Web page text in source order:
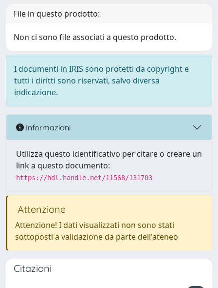
File in questo prodotto:
Non ci sono file associati a questo prodotto.
I documenti in IRIS sono protetti da copyright e
tutti i diritti sono riservati, salvo diversa
indicazione.
Informazioni
Utilizza questo identificativo per citare o creare un
link a questo documento:
https://hdl.handle.net/11568/131703
Attenzione
Attenzione! I dati visualizzati non sono stati
sottoposti a validazione da parte dell'ateneo
Citazioni